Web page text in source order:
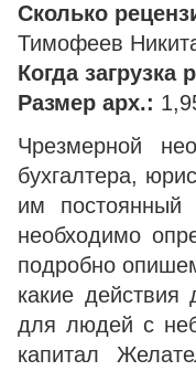
Сколько
Тимофеев
Когда
Размер арх.:
Чрезмерной
бухгалтера,
им постоянный
необходимо
подробно
какие действия
для людей с
капитал